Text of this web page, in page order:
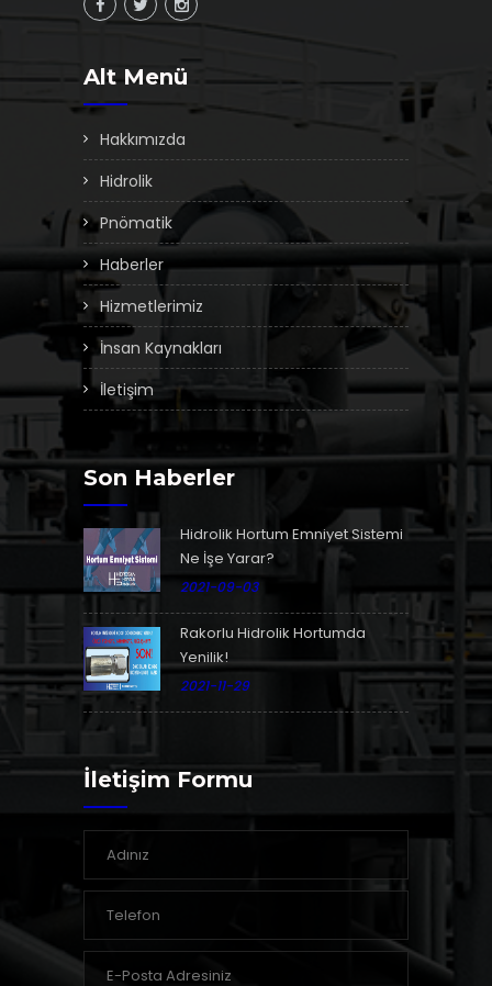
Alt Menü
Hakkımızda
Hidrolik
Pnömatik
Haberler
Hizmetlerimiz
İnsan Kaynakları
İletişim
Son Haberler
Hidrolik Hortum Emniyet Sistemi
Ne İşe Yarar?
2021-09-03
Rakorlu Hidrolik Hortumda
Yenilik!
2021-11-29
İletişim Formu